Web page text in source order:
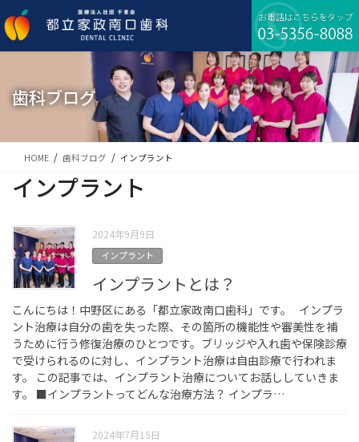
ン
テ
ビ
ゲ
移
歯科ブログ
HOME 歯科ブログ インプラント
インプラント
2024年9月9日
インプラント
インプラントとは？
こんにちは！中野区にある「都立家政南口歯科」です。 インプラ
ント治療は自分の歯を失った際、その箇所の機能性や審美性を補
うために行う修復治療のひとつです。ブリッジや入れ歯や保険診療
で受けられるのに対し、インプラント治療は自由診療で行われま
す。 この記事では、インプラント治療についてお話ししていきま
す。 ■インプラントってどんな治療方法？ インプラ…
2024年7月15日